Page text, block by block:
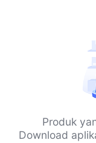
Produk
Download